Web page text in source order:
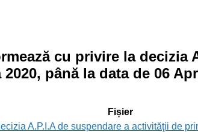
cu privire la decizia
până la data de 06
Fișier
A.P.I.A de suspendare a activităţii de